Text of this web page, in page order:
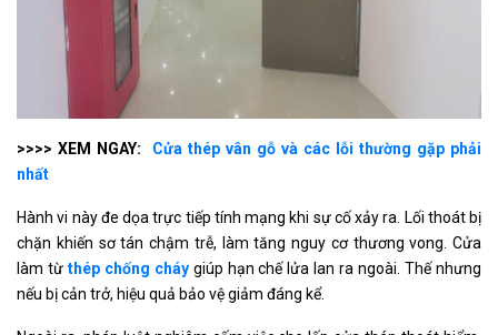
>>>> XEM NGAY: Cửa thép vân gỗ và các lỗi thường gặp phải
nhất
Hành vi này đe dọa trực tiếp tính mạng khi sự cố xảy ra. Lối thoát bị
chặn khiến sơ tán chậm trễ, làm tăng nguy cơ thương vong. Cửa
làm từ thép chống cháygiúp hạn chế lửa lan ra ngoài. Thế nhưng
nếu bị cản trở, hiệu quả bảo vệ giảm đáng kể.